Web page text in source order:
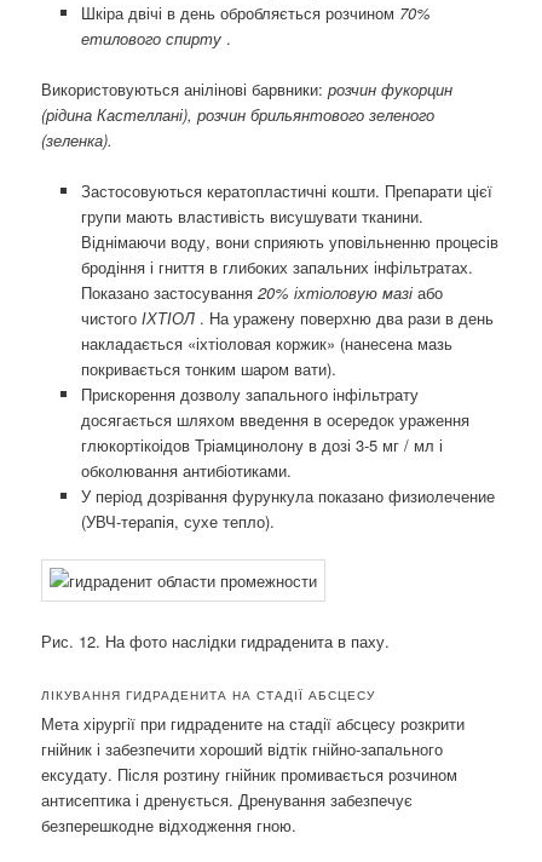
Шкіра двічі в день обробляється розчином 70%
етилового спирту .
Використовуються анілінові барвники:розчин фукорцин
(рідина Кастеллані), розчин брильянтового зеленого
(зеленка).
Застосовуються кератопластичні кошти. Препарати цієї
групи мають властивість висушувати тканини.
Віднімаючи воду, вони сприяють уповільненню процесів
бродіння і гниття в глибоких запальних інфільтратах.
Показано застосування 20% іхтіоловую мазі або
чистого ІХТІОЛ . На уражену поверхню два рази в день
накладається «іхтіоловая коржик» (нанесена мазь
покривається тонким шаром вати).
Прискорення дозволу запального інфільтрату
досягається шляхом введення в осередок ураження
глюкортікоідов Тріамцинолону в дозі 3-5 мг / мл і
обколювання антибіотиками.
У період дозрівання фурункула показано физиолечение
(УВЧ-терапія, сухе тепло).
Рис. 12. На фото наслідки гидраденита в паху.
ЛІКУВАННЯ ГИДРАДЕНИТА НА СТАДІЇ АБСЦЕСУ
Мета хірургії при гидрадените на стадії абсцесу розкрити
гнійник і забезпечити хороший відтік гнійно-запального
ексудату. Після розтину гнійник промивається розчином
антисептика і дренується. Дренування забезпечує
безперешкодне відходження гною.